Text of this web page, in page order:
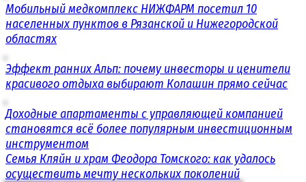
Мобильный медкомплекс НИЖФАРМ посетил 10
населенных пунктов в Рязанской и Нижегородской
областях
Эффект ранних Альп: почему инвесторы и ценители
красивого отдыха выбирают Колашин прямо сейчас
Доходные апартаменты с управляющей компанией
становятся всё более популярным инвестиционным
инструментом
Семья Кляйн и храм Феодора Томского: как удалось
осуществить мечту нескольких поколений